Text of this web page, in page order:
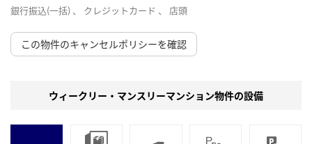
銀行振込(一括) 、 クレジットカード 、 店頭
この物件のキャンセルポリシーを確認
ウィークリー・マンスリーマンション物件の設備